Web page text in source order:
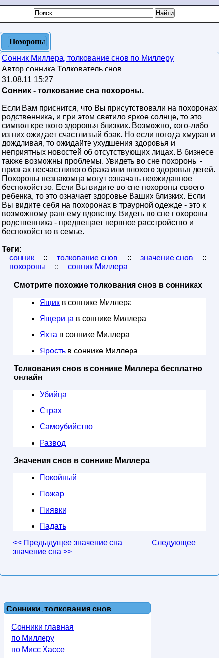
Похороны
Сонник Миллера, толкование снов по Миллеру
Автор сонника Толкователь снов.
31.08.11 15:27
Сонник - толкование сна похороны.
Если Вам приснится, что Вы присутствовали на похоронах
родственника, и при этом светило яркое солнце, то это
символ крепкого здоровья близких. Возможно, кого-либо
из них ожидает счастливый брак. Но если погода хмурая и
дождливая, то ожидайте ухудшения здоровья и
неприятных новостей об отсутствующих лицах. В бизнесе
также возможны проблемы. Увидеть во сне похороны -
признак несчастливого брака или плохого здоровья детей.
Похороны незнакомца могут означать неожиданное
беспокойство. Если Вы видите во сне похороны своего
ребенка, то это означает здоровье Ваших близких. Если
Вы видите себя на похоронах в траурной одежде - это к
возможному раннему вдовству. Видеть во сне похороны
родственника - предвещает нервное расстройство и
беспокойство в семье.
Теги:
сонник
:: толкование снов :: значение снов
::
похороны
:: сонник Миллера
Смотрите похожие толкования снов в сонниках
Ящик в соннике Миллера
Ящерица в соннике Миллера
Яхта в соннике Миллера
Ярость в соннике Миллера
Толкования снов в соннике Миллера бесплатно
онлайн
Убийца
Страх
Самоубийство
Развод
Значения снов в соннике Миллера
Покойный
Пожар
Пиявки
Падать
<< Предыдущее значение сна
Следующее
значение сна >>
Сонники, толкования снов
Сонники главная
по Миллеру
по Мисс Хассе